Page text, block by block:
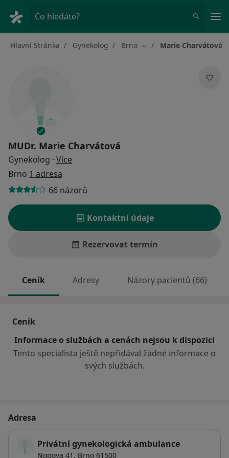
Co hledáte?
Hlavní Stránka Gynekolog Brno Změna města
Marie Charvátová
MUDr. Marie Charvátová
Gynekolog · Více
Brno 1 adresa
66 názorů
Kontaktní údaje
Rezervovat termín
Ceník Adresy Názory pacientů (66)
Ceník
Informace o službách a cenách nejsou k dispozici
Tento specialista ještě nepřidával žádné informace o
svých službách.
Adresa
Privátní gynekologická ambulance
Nopova 41, Brno 61500